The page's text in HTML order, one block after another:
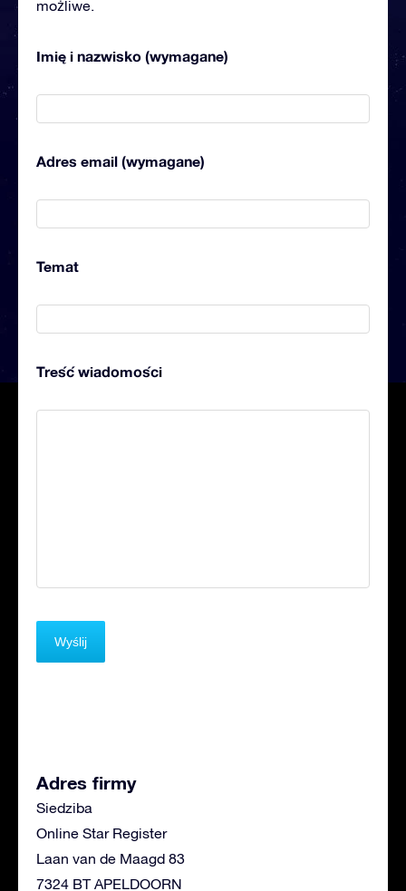
możliwe.
Imię i nazwisko (wymagane)
Adres email (wymagane)
Temat
Treść wiadomości
Adres firmy
Siedziba
Online Star Register
Laan van de Maagd 83
7324 BT APELDOORN